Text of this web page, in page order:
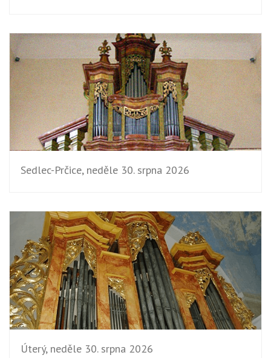
Sedlec-Prčice, neděle 30. srpna 2026
Úterý, neděle 30. srpna 2026